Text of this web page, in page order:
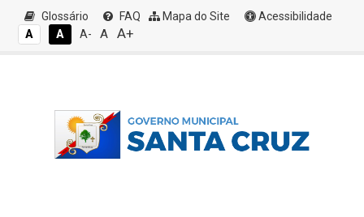
Glossário FAQ Mapa do Site
Acessibilidade
A
A A- A A+